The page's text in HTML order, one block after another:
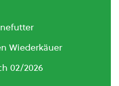
Wiederkäuer
02/2026